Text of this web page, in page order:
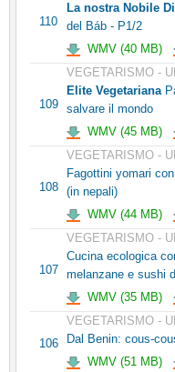
110
La nostra Nobile
del Báb - P1/2
WMV (40 MB)
109
VEGETARISMO -
Elite Vegetariana
salvare il mondo
WMV (45 MB)
108
VEGETARISMO -
Fagottini yomari
(in nepali)
WMV (44 MB)
107
VEGETARISMO -
Cucina ecologica
melanzane e sushi
WMV (35 MB)
106
VEGETARISMO -
Dal Benin: cous-
WMV (51 MB)